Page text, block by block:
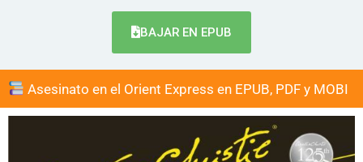
BAJAR EN EPUB
Asesinato en el Orient Express en EPUB, PDF y MOBI